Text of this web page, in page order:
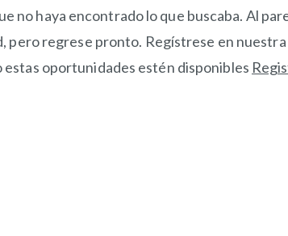
no haya encontrado lo que buscaba. Al
pero regrese pronto. Regístrese en
estas oportunidades estén disponibles